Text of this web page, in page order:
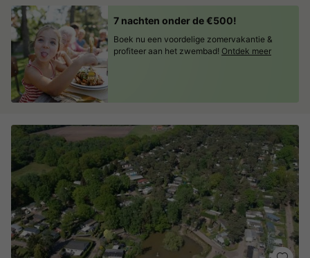
7 nachten onder de €500!
Boek nu een voordelige zomervakantie &
profiteer aan het zwembad! Ontdek meer